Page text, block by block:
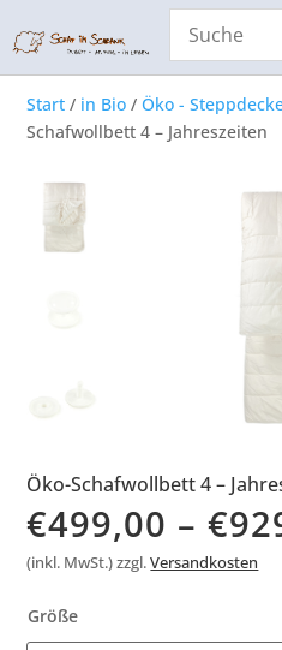
Start / in Bio /Öko -
Schafwollbett 4 – Jahreszeiten
Öko-Schafwollbett 4 –
€499,00 –€
(inkl. MwSt.) zzgl.Versandkosten
Größe